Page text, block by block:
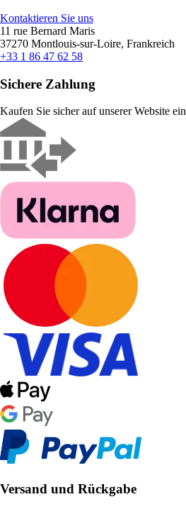
Kontaktieren Sie uns
11 rue Bernard Maris
37270 Montlouis-sur-Loire, Frankreich
+33 1 86 47 62 58
Sichere Zahlung
Kaufen Sie sicher auf unserer Website ein
Versand und Rückgabe